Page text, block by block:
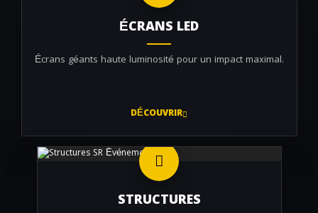
ÉCRANS LED
Écrans géants haute luminosité pour un impact maximal.
DÉCOUVRIR
STRUCTURES